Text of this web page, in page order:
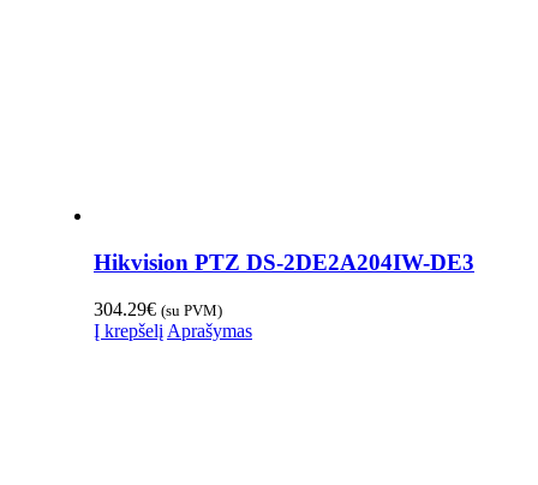
Hikvision PTZ DS-2DE2A204IW-DE3
304.29€ (su PVM)
Į krepšelį Aprašymas